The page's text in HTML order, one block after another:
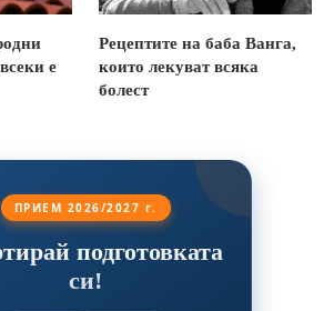
е
Рецептите на баба Ванга,
които лекуват всяка
болест
ПРИЕМ 2026/2027 г.
подготовката
си!